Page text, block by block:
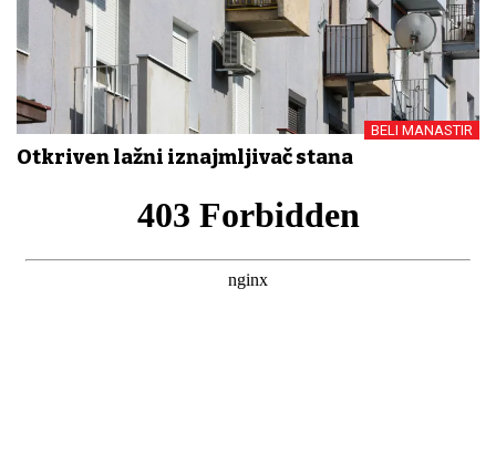
BELI MANASTIR
Otkriven lažni iznajmljivač stana